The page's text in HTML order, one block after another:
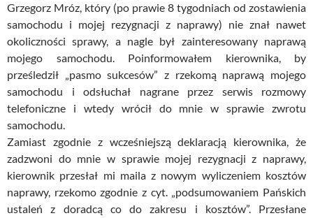
Grzegorz Mróz, który (po prawie 8 tygodniach od zostawienia
samochodu i mojej rezygnacji z naprawy) nie znał nawet
okoliczności sprawy, a nagle był zainteresowany naprawą
mojego samochodu. Poinformowałem kierownika, by
prześledził „pasmo sukcesów” z rzekomą naprawą mojego
samochodu i odsłuchał nagrane przez serwis rozmowy
telefoniczne i wtedy wrócił do mnie w sprawie zwrotu
samochodu.
Zamiast zgodnie z wcześniejszą deklaracją kierownika, że
zadzwoni do mnie w sprawie mojej rezygnacji z naprawy,
kierownik przesłał mi maila z nowym wyliczeniem kosztów
naprawy, rzekomo zgodnie z cyt. „podsumowaniem Pańskich
ustaleń z doradcą co do zakresu i kosztów”. Przesłane